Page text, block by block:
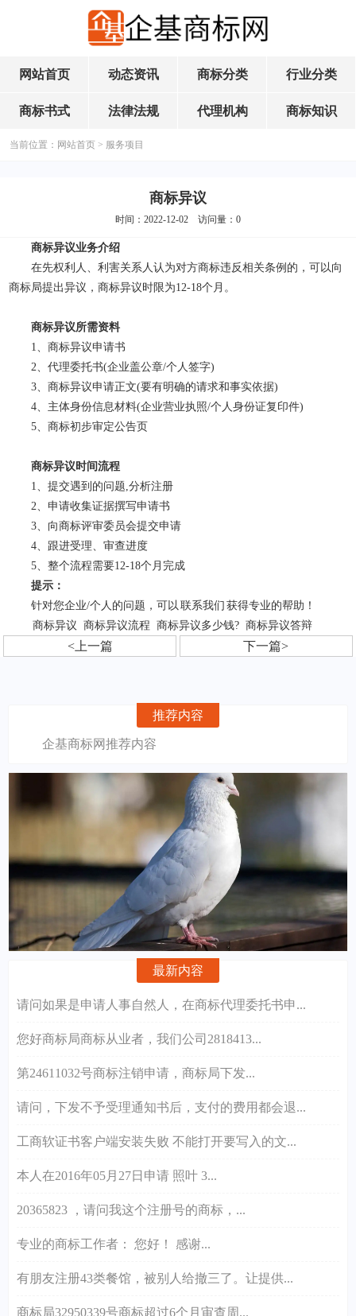
网站首页 动态资讯 商标分类 行业分类
商标书式 法律法规 代理机构 商标知识
当前位置： 网站首页 > 服务项目
商标异议
时间：2022-12-02 访问量： 0
商标异议业务介绍
在先权利人、利害关系人认为对方商标违反相关条例的，可以向
商标局提出异议，商标异议时限为12-18个月。
商标异议所需资料
1、商标异议申请书
2、代理委托书(企业盖公章/个人签字)
3、商标异议申请正文(要有明确的请求和事实依据)
4、主体身份信息材料(企业营业执照/个人身份证复印件)
5、商标初步审定公告页
商标异议时间流程
1、提交遇到的问题,分析注册
2、申请收集证据撰写申请书
3、向商标评审委员会提交申请
4、跟进受理、审查进度
5、整个流程需要12-18个月完成
提示：
针对您企业/个人的问题，可以 联系我们 获得专业的帮助！
商标异议
商标异议流程 商标异议多少钱? 商标异议答辩
<上一篇 下一篇>
推荐内容
企基商标网推荐内容
最新内容
请问如果是申请人事自然人，在商标代理委托书申...
您好商标局商标从业者，我们公司2818413...
第24611032号商标注销申请，商标局下发...
请问，下发不予受理通知书后，支付的费用都会退...
工商软证书客户端安装失败 不能打开要写入的文...
本人在2016年05月27日申请 照叶 3...
20365823 ，请问我这个注册号的商标，...
专业的商标工作者： 您好！ 感谢...
有朋友注册43类餐馆，被别人给撤三了。让提供...
商标局32950339号商标超过6个月审查周...